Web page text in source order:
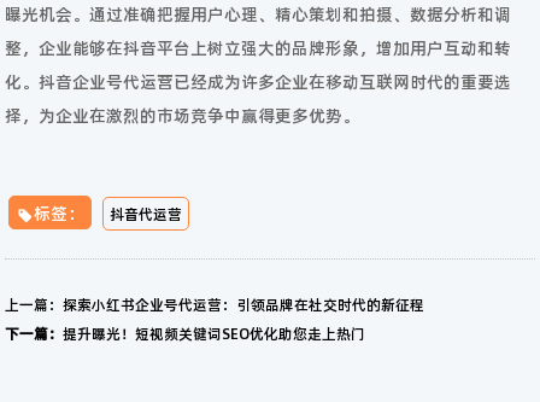
曝光机会。通过准确把握用户心理、精心策划和拍摄、数据分析和调
整，企业能够在抖音平台上树立强大的品牌形象，增加用户互动和转
化。抖音企业号代运营已经成为许多企业在移动互联网时代的重要选
择，为企业在激烈的市场竞争中赢得更多优势。
标签： 抖音代运营
上一篇：探索小红书企业号代运营：引领品牌在社交时代的新征程
下一篇：提升曝光！短视频关键词SEO优化助您走上热门